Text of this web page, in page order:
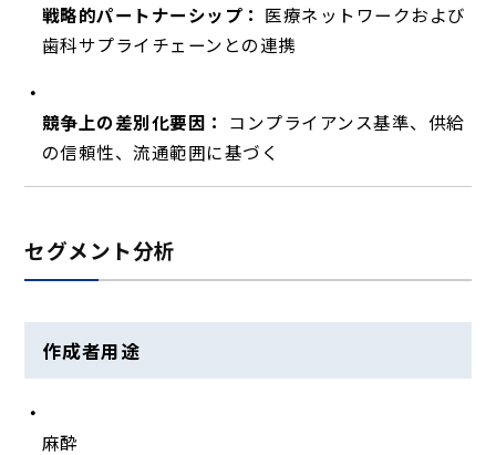
戦略的パートナーシップ： 医療ネットワークおよび
歯科サプライチェーンとの連携
競争上の差別化要因： コンプライアンス基準、供給
の信頼性、流通範囲に基づく
セグメント分析
作成者用途
麻酔